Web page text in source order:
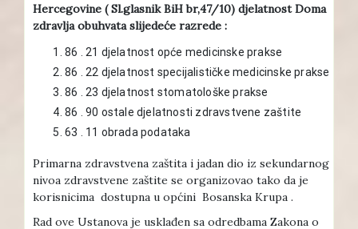
Hercegovine ( Sl.glasnik BiH br,47/10) djelatnost Doma
zdravlja obuhvata slijedeće razrede :
86 . 21 djelatnost opće medicinske prakse
86 . 22 djelatnost specijalističke medicinske prakse
86 . 23 djelatnost stomatološke prakse
86 . 90 ostale djelatnosti zdravstvene zaštite
63 . 11 obrada podataka
Primarna zdravstvena zaštita i jadan dio iz sekundarnog
nivoa zdravstvene zaštite se organizovao tako da je
korisnicima dostupna u općini Bosanska Krupa .
Rad ove Ustanova je usklađen sa odredbama Zakona o